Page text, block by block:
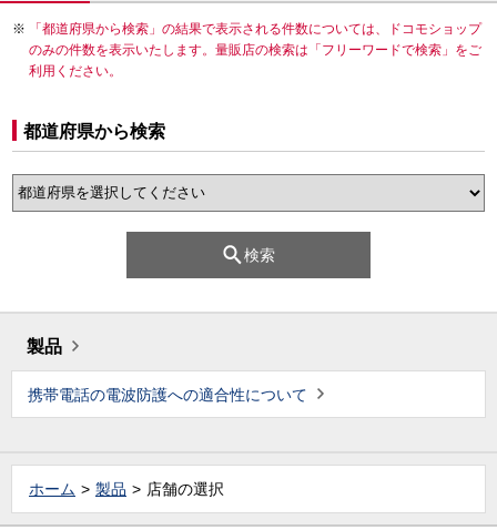
「都道府県から検索」の結果で表示される件数については、ドコモショップ
のみの件数を表示いたします。量販店の検索は「フリーワードで検索」をご
利用ください。
都道府県から検索
検索
製品
携帯電話の電波防護への適合性について
ホーム 製品 店舗の選択